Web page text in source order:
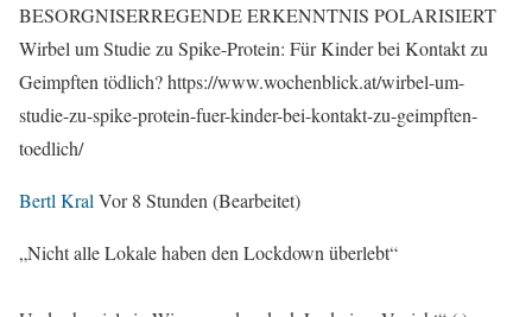
BESORGNISERREGENDE ERKENNTNIS POLARISIERT
Wirbel um Studie zu Spike-Protein: Für Kinder bei Kontakt zu
Geimpften tödlich? https://www.wochenblick.at/wirbel-um-
studie-zu-spike-protein-fuer-kinder-bei-kontakt-zu-geimpften-
toedlich/
Bertl Kral Vor 8 Stunden (Bearbeitet)
„Nicht alle Lokale haben den Lockdown überlebt“